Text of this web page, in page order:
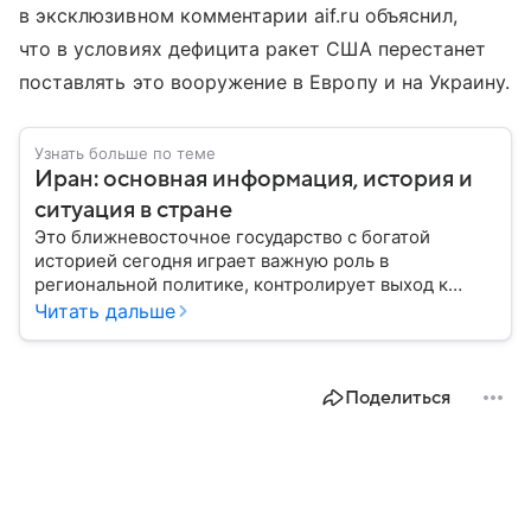
в эксклюзивном комментарии aif.ru объяснил,
что в условиях дефицита ракет США перестанет
поставлять это вооружение в Европу и на Украину.
Узнать больше по теме
Иран: основная информация, история и
ситуация в стране
Это ближневосточное государство с богатой
историей сегодня играет важную роль в
региональной политике, контролирует выход к
Персидскому заливу и Ормузскому проливу, а также
Читать дальше
Поделиться